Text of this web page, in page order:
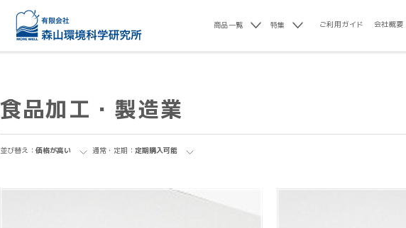
商品一覧 特集 ご利用ガイド 会社概要
食品加工・製造業
並び替え： 価格が高い 通常・定期： 定期購入可能